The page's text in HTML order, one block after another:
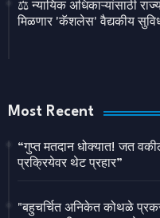
⚖️ न्यायिक अधिकाऱ्यांसाठी
मिळणार 'कॅशलेस' वैद्यकीय
Most Recent
“गुप्त मतदान धोक्यात! जत
प्रक्रियेवर थेट प्रहार”
"बहुचर्चित अनिकेत कोथळे